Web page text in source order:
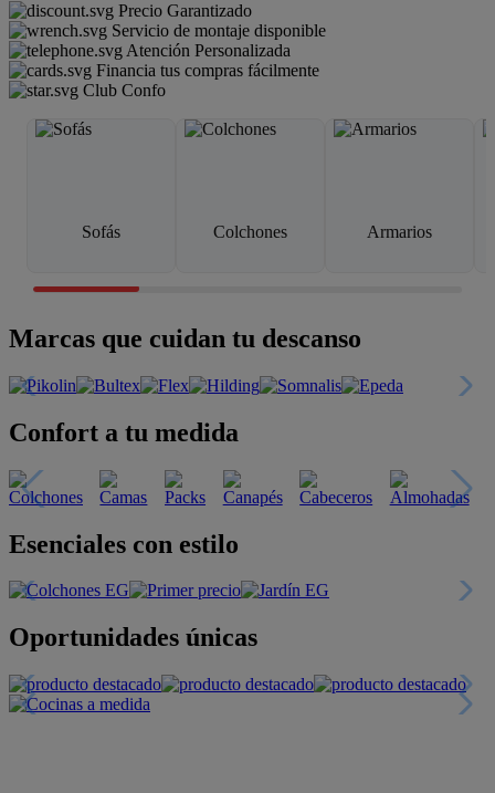
Precio Garantizado
Servicio de montaje disponible
Atención Personalizada
Financia tus compras fácilmente
Club Confo
Sofás Colchones Armarios
Marcas que cuidan tu descanso
Confort a tu medida
Esenciales con estilo
Oportunidades únicas